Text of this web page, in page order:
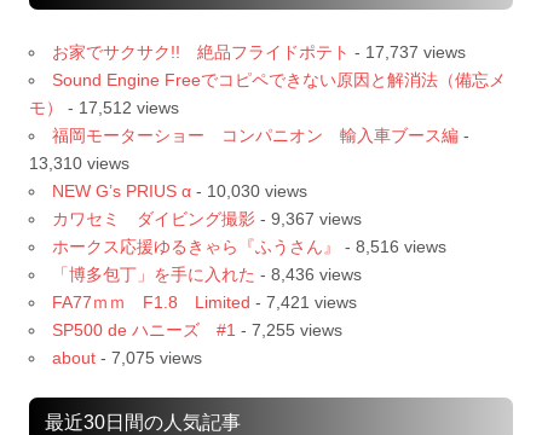
お家でサクサク!! 絶品フライドポテト - 17,737 views
Sound Engine Freeでコピペできない原因と解消法（備忘メ
モ）
- 17,512 views
福岡モーターショー コンパニオン 輸入車ブース編 -
13,310 views
NEW G’s PRIUS α - 10,030 views
カワセミ ダイビング撮影 - 9,367 views
ホークス応援ゆるきゃら『ふうさん』
- 8,516 views
「博多包丁」を手に入れた - 8,436 views
FA77ｍｍ F1.8 Limited - 7,421 views
SP500 de ハニーズ #1 - 7,255 views
about - 7,075 views
最近30日間の人気記事